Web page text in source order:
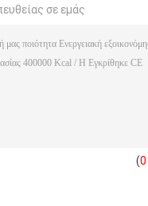
σε εμάς
(0